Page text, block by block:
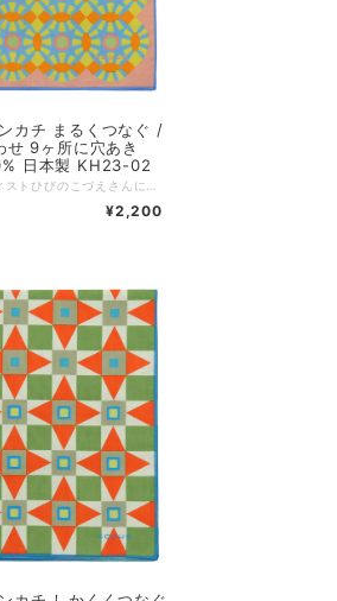
カチ まるくつなぐ /
せ 9ヶ所に穴あき
日本製 KH23-02
¥2,200